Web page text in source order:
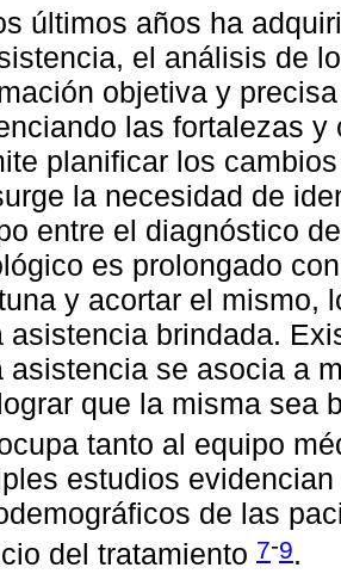
últimos años ha
el análisis de
objetiva y
las fortalezas
planificar los
la necesidad de
entre el diagnóstico
es prolongado
y acortar el mismo,
asistencia brindada.
asistencia se asocia a
que la misma sea
tanto al equipo
estudios
de las
del tratamiento 7-9.